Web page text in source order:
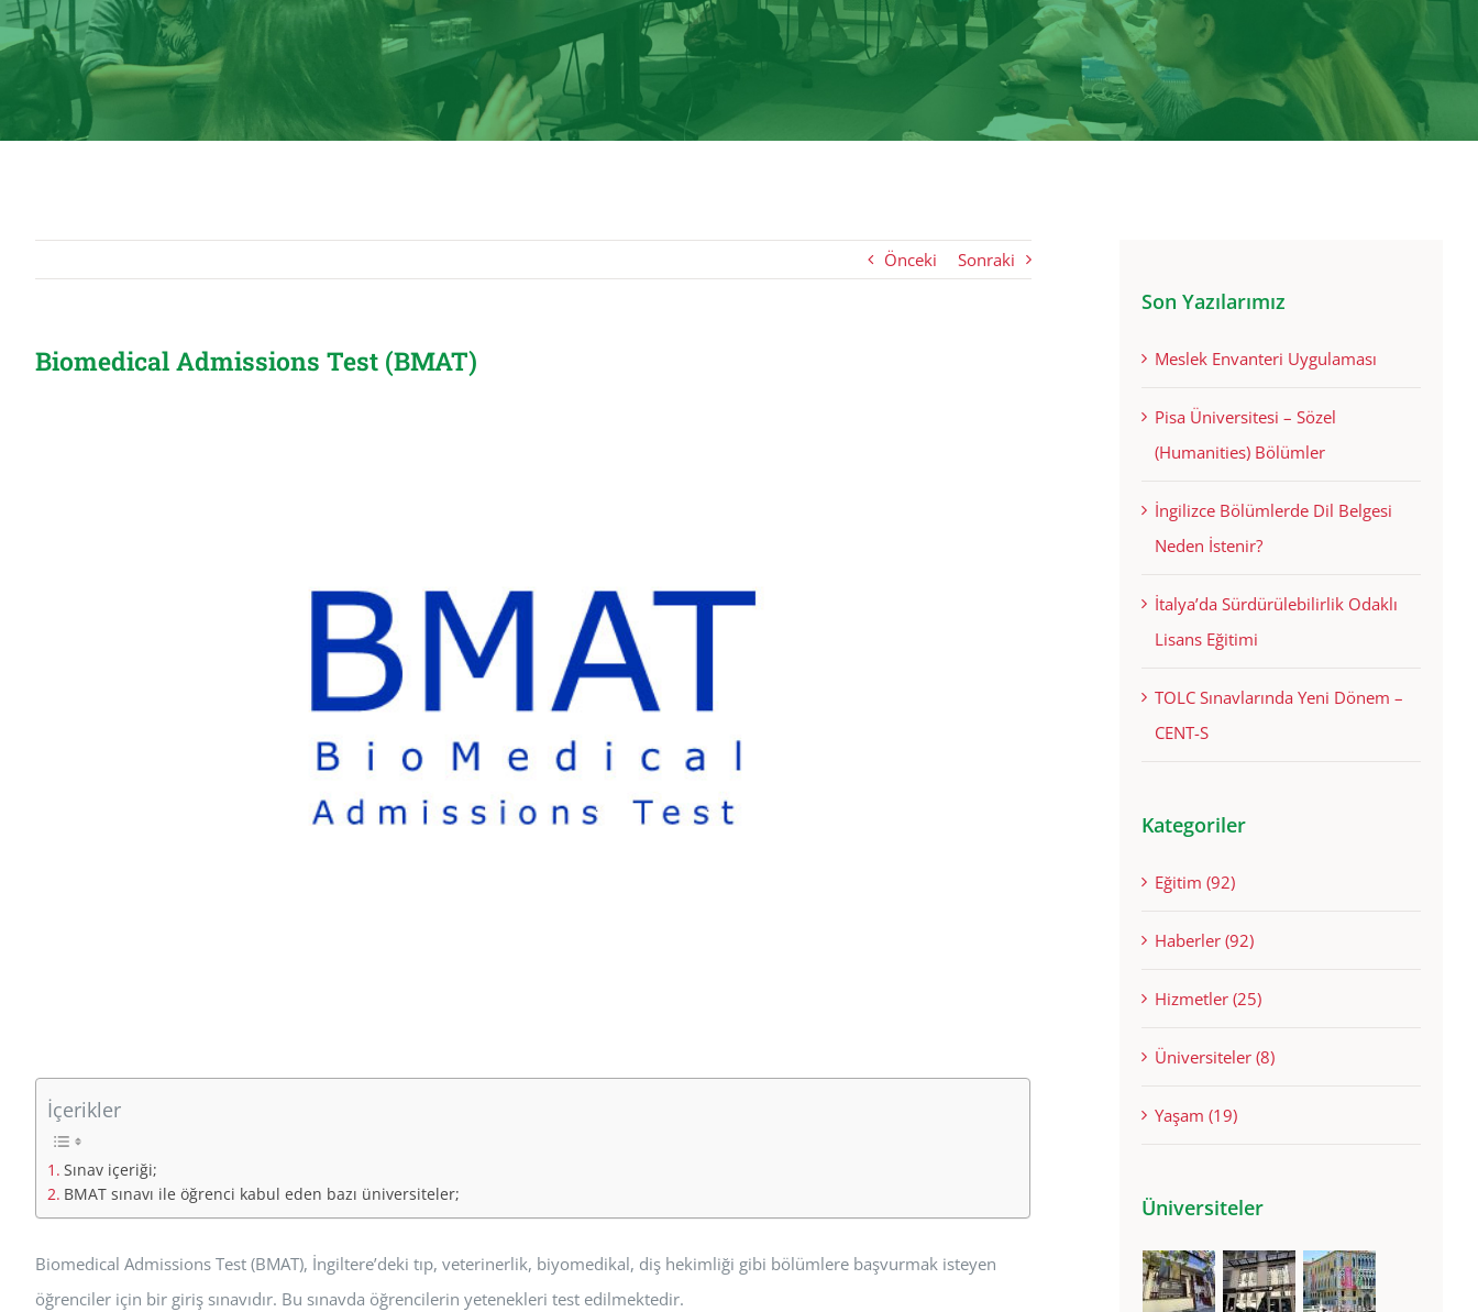
Önceki Sonraki
Biomedical Admissions Test (BMAT)
İçerikler
Sınav içeriği;
BMAT sınavı ile öğrenci kabul eden bazı üniversiteler;
Biomedical Admissions Test (BMAT), İngiltere’deki tıp, veterinerlik, biyomedikal, diş hekimliği gibi bölümlere başvurmak isteyen
öğrenciler için bir giriş sınavıdır. Bu sınavda öğrencilerin yetenekleri test edilmektedir.
Son Yazılarımız
Meslek Envanteri Uygulaması
Pisa Üniversitesi – Sözel
(Humanities) Bölümler
İngilizce Bölümlerde Dil Belgesi
Neden İstenir?
İtalya’da Sürdürülebilirlik Odaklı
Lisans Eğitimi
TOLC Sınavlarında Yeni Dönem –
CENT-S
Kategoriler
Eğitim (92)
Haberler (92)
Hizmetler (25)
Üniversiteler (8)
Yaşam (19)
Üniversiteler